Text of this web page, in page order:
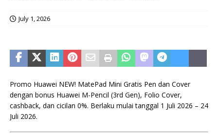
July 1, 2026
Promo Huawei NEW! MatePad Mini Gratis Pen dan Cover
dengan bonus Huawei M-Pencil (3rd Gen), Folio Cover,
cashback, dan cicilan 0%. Berlaku mulai tanggal 1 Juli 2026 – 24
Juli 2026.